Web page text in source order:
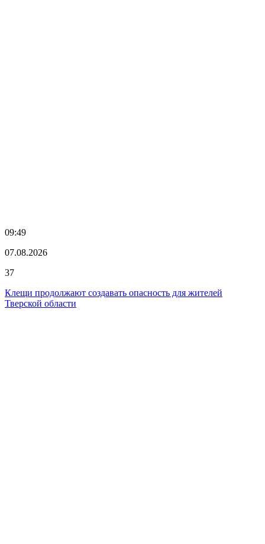
09:49
07.08.2026
37
Клещи продолжают создавать опасность для жителей
Тверской области